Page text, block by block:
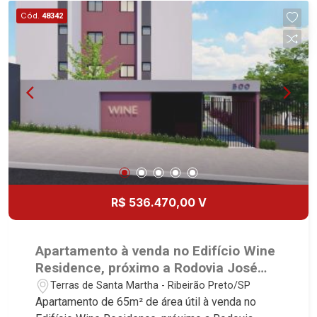
Fiúsa, 1051 - Alto da Boa Vista | Ribeirão Preto.
Cód. 48342
R$ 536.470,00 V
Apartamento à venda no Edifício Wine
Residence, próximo a Rodovia José
Fregonezi - Ribeirão Preto/SP.
Terras de Santa Martha - Ribeirão Preto/SP
Apartamento de 65m² de área útil à venda no